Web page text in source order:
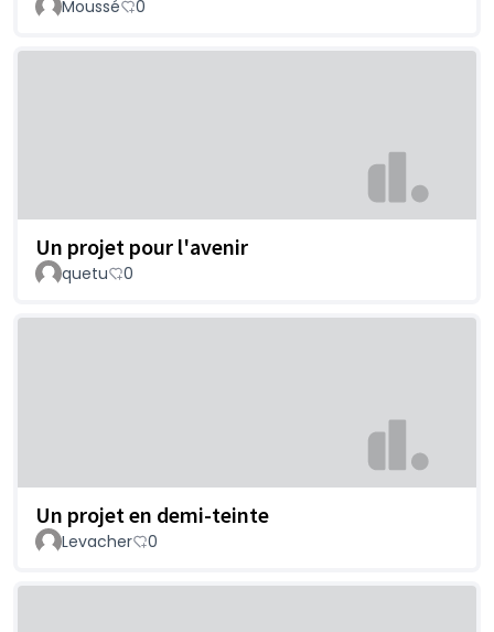
Moussé 0
Un projet pour l'avenir
quetu 0
Un projet en demi-teinte
Levacher 0